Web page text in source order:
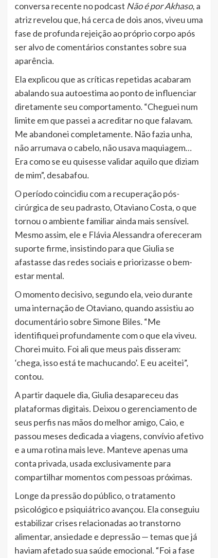
conversa recente no podcast Não é por Akhaso, a
atriz revelou que, há cerca de dois anos, viveu uma
fase de profunda rejeição ao próprio corpo após
ser alvo de comentários constantes sobre sua
aparência.
Ela explicou que as críticas repetidas acabaram
abalando sua autoestima ao ponto de influenciar
diretamente seu comportamento. “Cheguei num
limite em que passei a acreditar no que falavam.
Me abandonei completamente. Não fazia unha,
não arrumava o cabelo, não usava maquiagem…
Era como se eu quisesse validar aquilo que diziam
de mim”, desabafou.
O período coincidiu com a recuperação pós-
cirúrgica de seu padrasto, Otaviano Costa, o que
tornou o ambiente familiar ainda mais sensível.
Mesmo assim, ele e Flávia Alessandra ofereceram
suporte firme, insistindo para que Giulia se
afastasse das redes sociais e priorizasse o bem-
estar mental.
O momento decisivo, segundo ela, veio durante
uma internação de Otaviano, quando assistiu ao
documentário sobre Simone Biles. “Me
identifiquei profundamente com o que ela viveu.
Chorei muito. Foi ali que meus pais disseram:
‘chega, isso está te machucando’. E eu aceitei”,
contou.
A partir daquele dia, Giulia desapareceu das
plataformas digitais. Deixou o gerenciamento de
seus perfis nas mãos do melhor amigo, Caio, e
passou meses dedicada a viagens, convívio afetivo
e a uma rotina mais leve. Manteve apenas uma
conta privada, usada exclusivamente para
compartilhar momentos com pessoas próximas.
Longe da pressão do público, o tratamento
psicológico e psiquiátrico avançou. Ela conseguiu
estabilizar crises relacionadas ao transtorno
alimentar, ansiedade e depressão — temas que já
haviam afetado sua saúde emocional. “Foi a fase